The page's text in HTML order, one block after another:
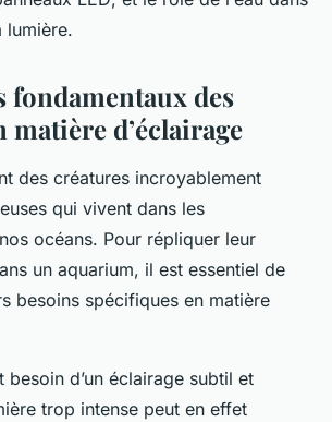
lumière.
fondamentaux des
matière d’éclairage
des créatures incroyablement
qui vivent dans les
océans. Pour répliquer leur
un aquarium, il est essentiel de
besoins spécifiques en matière
besoin d’un éclairage subtil et
trop intense peut en effet